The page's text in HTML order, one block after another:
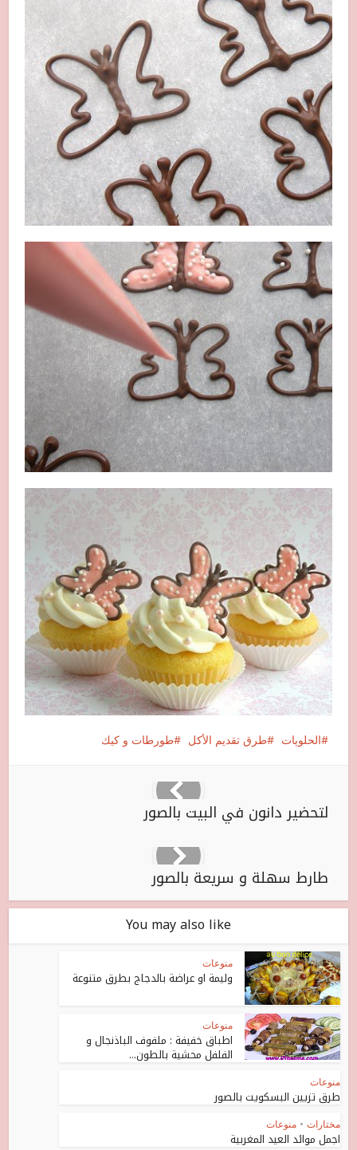
الحلويات طرق تقديم الأكل طورطات و كيك
لتحضير دانون في البيت بالصور
طارط سهلة و سريعة بالصور
You may also like
منوعات
وليمة او عراضة بالدجاج بطرق متنوعة
منوعات
اطباق خفيفة : ملفوف الباذنجال و
الفلفل محشية بالطون...
منوعات
طرق تزيين البسكويت بالصور
مختارات • منوعات
اجمل موائد العيد المغربية